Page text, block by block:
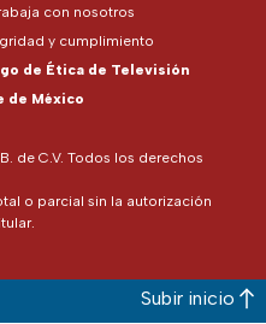
de C.V. Todos los derechos
o parcial sin la autorización
con nosotros
y cumplimiento
de Ética de Televisión
de México
Subir inicio